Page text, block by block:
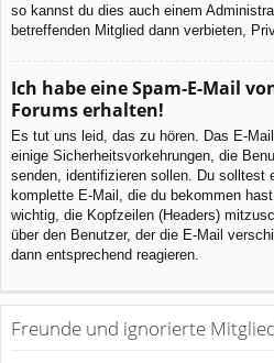
so kannst du dies auch einem
betreffenden Mitglied dann verbieten,
Ich habe eine Spam-E-Mail
Forums erhalten!
Es tut uns leid, das zu hören. Das E-
einige Sicherheitsvorkehrungen, die
senden, identifizieren sollen. Du solltest
komplette E-Mail, die du bekommen
wichtig, die Kopfzeilen (Headers)
über den Benutzer, der die E-Mail
dann entsprechend reagieren.
Freunde und ignorierte